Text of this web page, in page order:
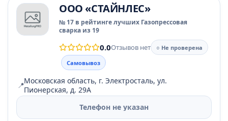
ООО «СТАЙНЛЕС»
№ 17 в рейтинге лучших Газопрессовая
сварка из 19
0.0Отзывов нет
○ Не проверена
Самовывоз
📍Московская область, г. Электросталь, ул.
Пионерская, д. 29А
Телефон не указан